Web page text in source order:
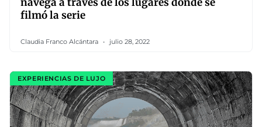
filmó la serie
Claudia Franco Alcántara julio 28, 2022
EXPERIENCIAS DE LUJO